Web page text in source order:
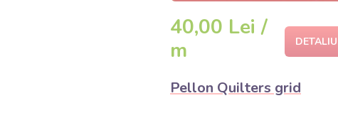
40,00 Lei /
m
DETALIU
Pellon Quilters grid